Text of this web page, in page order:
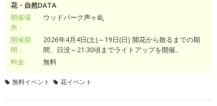
花・自然DATA
開催場
所：
ウッドパーク声ヶ乢
開催期
間：
2026年4月4日(土)～19日(日) 開花から散るまでの期
間、日没～21:30頃までライトアップを開催。
料金:
無料
無料イベント 花イベント